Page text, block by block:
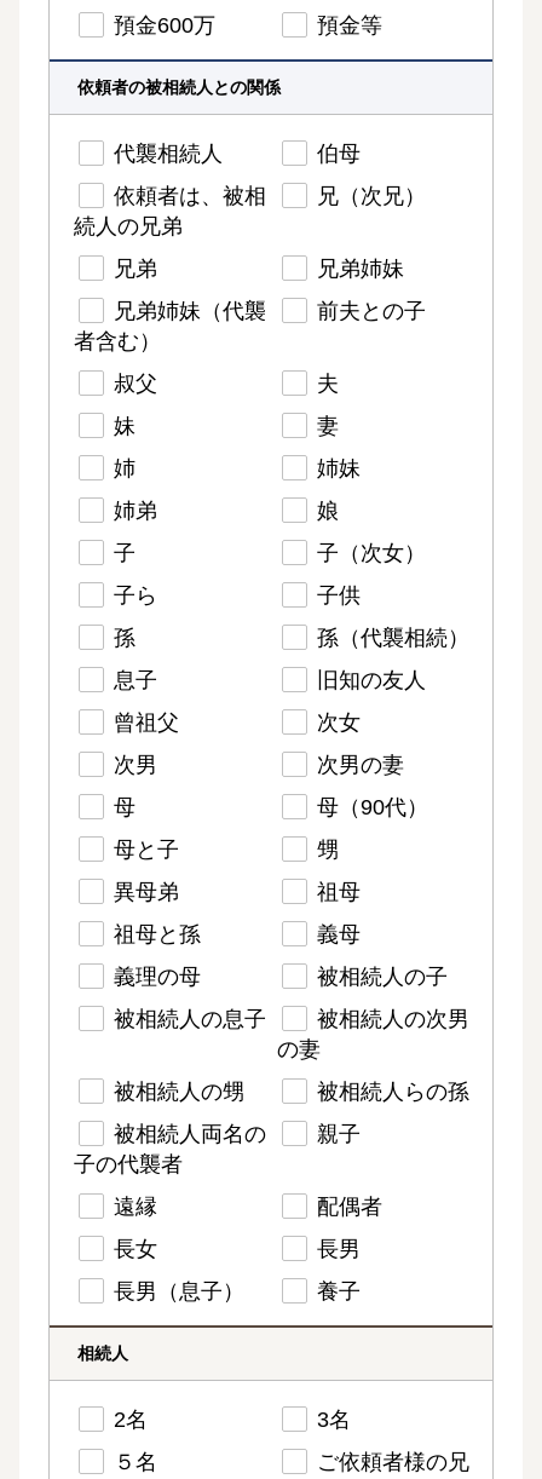
預金600万 預金等
依頼者の被相続人との関係
代襲相続人
伯母
依頼者は、被相
続人の兄弟
兄（次兄）
兄弟
兄弟姉妹
兄弟姉妹（代襲
者含む）
前夫との子
叔父
夫
妹
妻
姉
姉妹
姉弟
娘
子
子（次女）
子ら
子供
孫
孫（代襲相続）
息子
旧知の友人
曾祖父
次女
次男
次男の妻
母
母（90代）
母と子
甥
異母弟
祖母
祖母と孫
義母
義理の母
被相続人の子
被相続人の息子
被相続人の次男
の妻
被相続人の甥
被相続人らの孫
被相続人両名の
子の代襲者
親子
遠縁
配偶者
長女
長男
長男（息子）
養子
相続人
2名
3名
５名
ご依頼者様の兄